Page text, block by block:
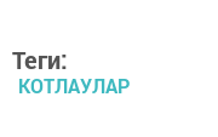
Теги:
КОТЛАУЛАР